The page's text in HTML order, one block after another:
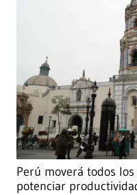
Perú moverá todos
potenciar